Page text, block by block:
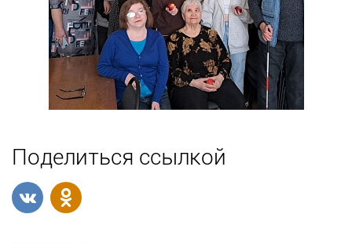
Поделиться ссылкой